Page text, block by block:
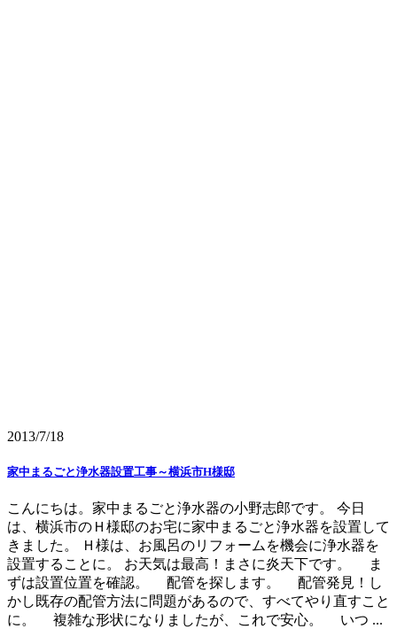
2013/7/18
家中まるごと浄水器設置工事～横浜市H様邸
こんにちは。家中まるごと浄水器の小野志郎です。 今日
は、横浜市のＨ様邸のお宅に家中まるごと浄水器を設置して
きました。 Ｈ様は、お風呂のリフォームを機会に浄水器を
設置することに。 お天気は最高！まさに炎天下です。 ま
ずは設置位置を確認。 配管を探します。 配管発見！し
かし既存の配管方法に問題があるので、すべてやり直すこと
に。 複雑な形状になりましたが、これで安心。 いつ ...